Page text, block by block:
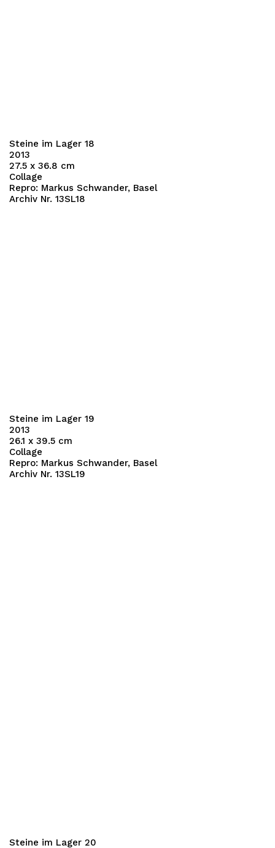
Steine im Lager 18
2013
27.5 x 36.8 cm
Collage
Repro: Markus Schwander, Basel
Archiv Nr. 13SL18
Steine im Lager 19
2013
26.1 x 39.5 cm
Collage
Repro: Markus Schwander, Basel
Archiv Nr. 13SL19
Steine im Lager 20